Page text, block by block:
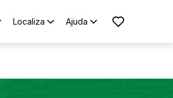
Localiza Ajuda